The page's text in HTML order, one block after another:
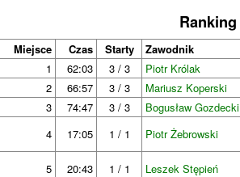
Ranking
Miejsce Czas Starty Zawodnik
1
62:03 3 / 3
Piotr Królak
2
66:57 3 / 3
Mariusz Koperski
3
74:47 3 / 3 Bogusław Gozdecki
4
17:05 1 / 1 Piotr Żebrowski
5
20:43 1 / 1 Leszek Stępień